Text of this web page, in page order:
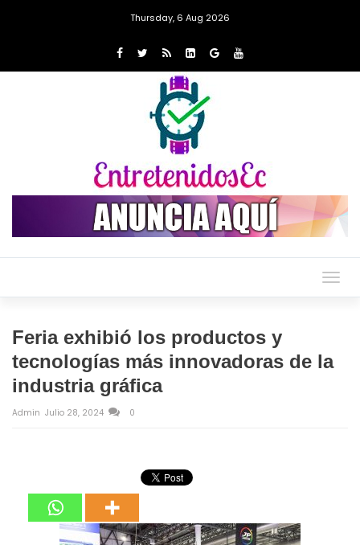
Thursday, 6 Aug 2026
Feria exhibió los productos y
tecnologías más innovadoras de la
industria gráfica
Admin Julio 28, 2024 0